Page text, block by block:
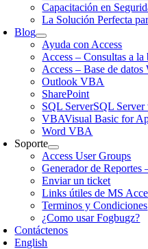
Capacitación en
La Solución Perfecta
Blog
Ayuda con Access
Access – Consultas a la
Access – Base de datos
Outlook VBA
SharePoint
SQL ServerSQL Server
VBAVisual Basic for
Word VBA
Soporte
Access User Groups
Generador de Reportes
Enviar un ticket
Links útiles de MS
Terminos y Condiciones
¿Como usar Fogbugz?
Contáctenos
English